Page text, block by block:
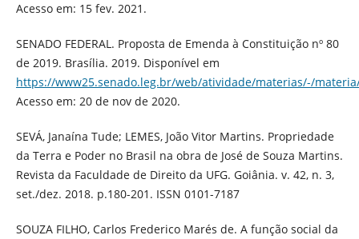
Acesso em: 15 fev. 2021.
SENADO FEDERAL. Proposta de Emenda à Constituição nº 80
de 2019. Brasília. 2019. Disponível em
https://www25.senado.leg.br/web/atividade/materias/-/
Acesso em: 20 de nov de 2020.
SEVÁ, Janaína Tude; LEMES, João Vitor Martins. Propriedade
da Terra e Poder no Brasil na obra de José de Souza Martins.
Revista da Faculdade de Direito da UFG. Goiânia. v. 42, n. 3,
set./dez. 2018. p.180-201. ISSN 0101-7187
SOUZA FILHO, Carlos Frederico Marés de. A função social da